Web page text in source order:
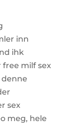
inn
ihk
milf sex
sex
meg, hele